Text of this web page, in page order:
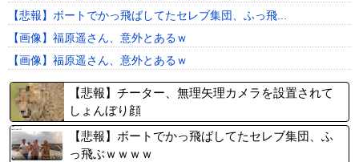
【悲報】ボートでかっ飛ばしてたセレブ集団、ふっ飛...
【画像】福原遥さん、意外とあるｗ
【画像】福原遥さん、意外とあるｗ
【悲報】チーター、無理矢理カメラを設置されて
しょんぼり顔
【悲報】ボートでかっ飛ばしてたセレブ集団、ふ
っ飛ぶｗｗｗｗ